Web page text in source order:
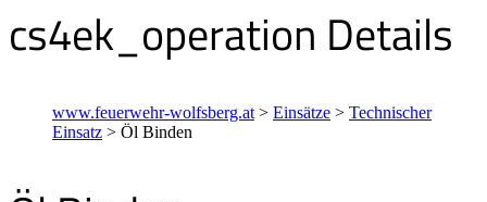
cs4ek_operation Details
www.feuerwehr-wolfsberg.at > Einsätze > Technischer
Einsatz > Öl Binden